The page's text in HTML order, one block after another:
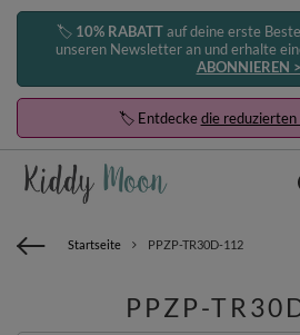
🏷️ 10% RABATTauf deine erste
unseren Newsletter an und erhalte
ABONNIEREN >
🏷️ Entdeckedie
Startseite PPZP-TR30D-112
PPZP-